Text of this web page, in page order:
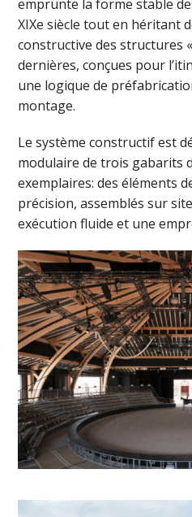
emprunte la forme stable
XIXe siècle tout en héritant
constructive des structures «
dernières, conçues pour
une logique de
montage.
Le système constructif est
modulaire de trois gabarits
exemplaires: des éléments
précision, assemblés sur
exécution fluide et une